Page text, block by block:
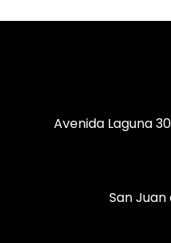
Avenida Laguna
San